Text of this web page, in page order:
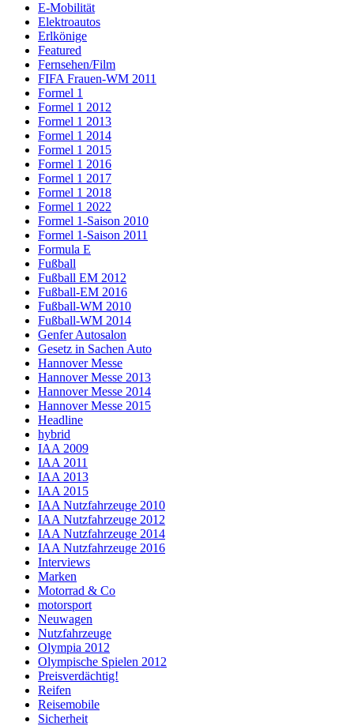
E-Mobilität
Elektroautos
Erlkönige
Featured
Fernsehen/Film
FIFA Frauen-WM 2011
Formel 1
Formel 1 2012
Formel 1 2013
Formel 1 2014
Formel 1 2015
Formel 1 2016
Formel 1 2017
Formel 1 2018
Formel 1 2022
Formel 1-Saison 2010
Formel 1-Saison 2011
Formula E
Fußball
Fußball EM 2012
Fußball-EM 2016
Fußball-WM 2010
Fußball-WM 2014
Genfer Autosalon
Gesetz in Sachen Auto
Hannover Messe
Hannover Messe 2013
Hannover Messe 2014
Hannover Messe 2015
Headline
hybrid
IAA 2009
IAA 2011
IAA 2013
IAA 2015
IAA Nutzfahrzeuge 2010
IAA Nutzfahrzeuge 2012
IAA Nutzfahrzeuge 2014
IAA Nutzfahrzeuge 2016
Interviews
Marken
Motorrad & Co
motorsport
Neuwagen
Nutzfahrzeuge
Olympia 2012
Olympische Spielen 2012
Preisverdächtig!
Reifen
Reisemobile
Sicherheit